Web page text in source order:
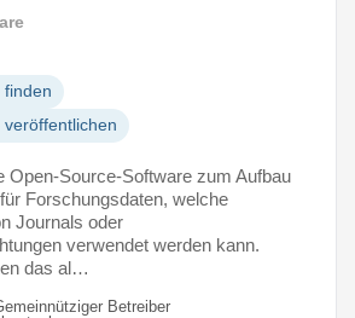
finden
Open-Source-Software zum Aufbau
Forschungsdaten, welche
Journals oder
verwendet werden kann.
das al…
Betreiber